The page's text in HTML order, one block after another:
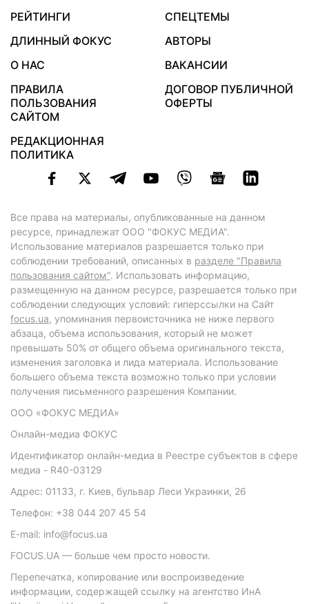
РЕЙТИНГИ
СПЕЦТЕМЫ
ДЛИННЫЙ ФОКУС
АВТОРЫ
О НАС
ВАКАНСИИ
ПРАВИЛА
ПОЛЬЗОВАНИЯ
САЙТОМ
ДОГОВОР ПУБЛИЧНОЙ
ОФЕРТЫ
РЕДАКЦИОННАЯ
ПОЛИТИКА
Все права на материалы, опубликованные на данном
ресурсе, принадлежат ООО "ФОКУС МЕДИА".
Использование материалов разрешается только при
соблюдении требований, описанных в разделе "Правила
пользования сайтом". Использовать информацию,
размещенную на данном ресурсе, разрешается только при
соблюдении следующих условий: гиперссылки на Сайт
focus.ua, упоминания первоисточника не ниже первого
абзаца, объема использования, который не может
превышать 50% от общего объема оригинального текста,
изменения заголовка и лида материала. Использование
большего объема текста возможно только при условии
получения письменного разрешения Компании.
ООО «ФОКУС МЕДИА»
Онлайн-медиа ФОКУС
Идентификатор онлайн-медиа в Реестре субъектов в сфере
медиа - R40-03129
Адрес: 01133, г. Киев, бульвар Леси Украинки, 26
Телефон: +38 044 207 45 54
E-mail: info@focus.ua
FOCUS.UA — больше чем просто новости.
Перепечатка, копирование или воспроизведение
информации, содержащей ссылку на агентство ИнА